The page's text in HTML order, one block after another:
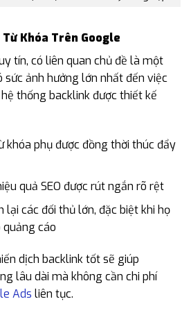
Khóa Trên Google
tín, có liên quan chủ đề là một
ảnh hưởng lớn nhất đến việc
thống backlink được thiết kế
khóa phụ được đồng thời thúc đẩy
quả SEO được rút ngắn rõ rệt
lại các đối thủ lớn, đặc biệt khi họ
cáo
dịch backlink tốt sẽ giúp
lâu dài mà không cần chi phí
Ads liên tục.